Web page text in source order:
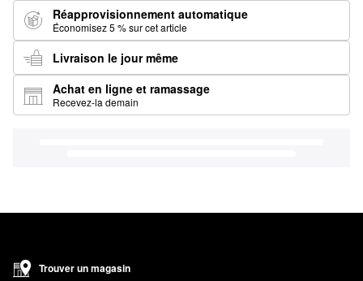
Réapprovisionnement automatique
Économisez 5 % sur cet article
Livraison le jour même
Achat en ligne et ramassage
Recevez-la demain
Trouver un magasin